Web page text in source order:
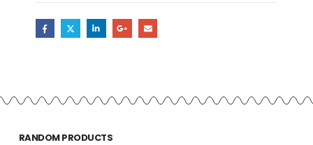
RANDOM PRODUCTS